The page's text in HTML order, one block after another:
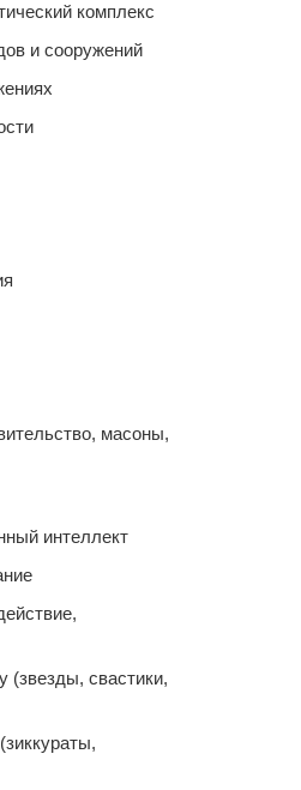
комплекс
и сооружений
масоны,
интеллект
(звезды, свастики,